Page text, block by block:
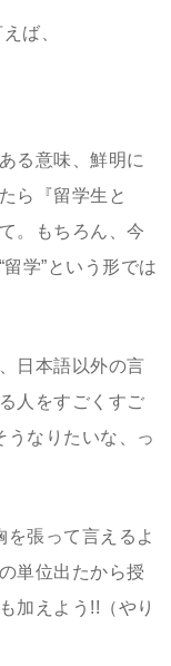
ば、
る意味、鮮明に
ら『留学生と
。もちろん、今
学”という形では
日本語以外の言
人をすごくすご
うなりたいな、っ
張って言えるよ
単位出たから授
加えよう!!（やり